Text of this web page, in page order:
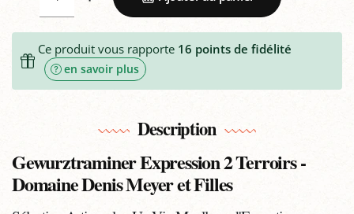
Ce produit vous rapporte 16 points de fidélité
en savoir plus
Description
Gewurztraminer Expression 2 Terroirs -
Domaine Denis Meyer et Filles